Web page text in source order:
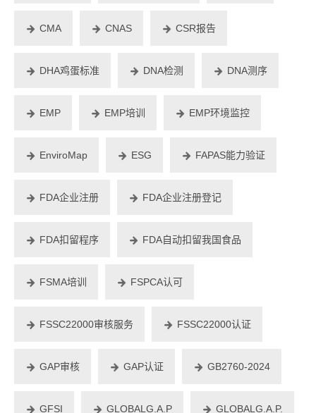
CMA CNAS CSR报告
DHA鸡蛋标准 DNA检测 DNA测序
EMP EMP培训 EMP环境监控
EnviroMap ESG FAPAS能力验证
FDA企业注册 FDA企业注册登记
FDA扣留程序 FDA自动扣留我国食品
FSMA培训 FSPCA认可
FSSC22000审核服务 FSSC22000认证
GAP审核 GAP认证 GB2760-2024
GFSI GLOBALG.A.P GLOBALG.A.P.